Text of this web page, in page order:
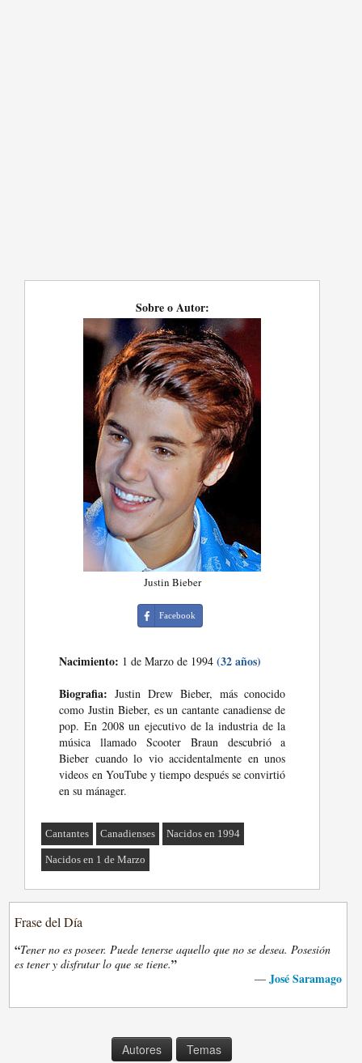
Sobre o Autor:
Justin Bieber
Facebook
Nacimiento: 1 de Marzo de 1994(32 años)
Biografia: Justin Drew Bieber, más conocido
como Justin Bieber, es un cantante canadiense de
pop. En 2008 un ejecutivo de la industria de la
música llamado Scooter Braun descubrió a
Bieber cuando lo vio accidentalmente en unos
videos en YouTube y tiempo después se convirtió
en su mánager.
Cantantes Canadienses Nacidos en 1994
Nacidos en 1 de Marzo
Frase del Día
“Tener no es poseer. Puede tenerse aquello que no se desea. Posesión
es tener y disfrutar lo que se tiene.”
— José Saramago
Autores Temas